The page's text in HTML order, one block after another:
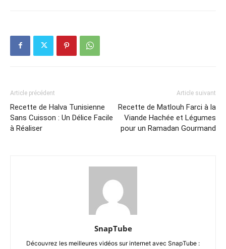
Article précédent
Recette de Halva Tunisienne
Sans Cuisson : Un Délice Facile
à Réaliser
Article suivant
Recette de Matlouh Farci à la
Viande Hachée et Légumes
pour un Ramadan Gourmand
SnapTube
Découvrez les meilleures vidéos sur internet avec SnapTube :